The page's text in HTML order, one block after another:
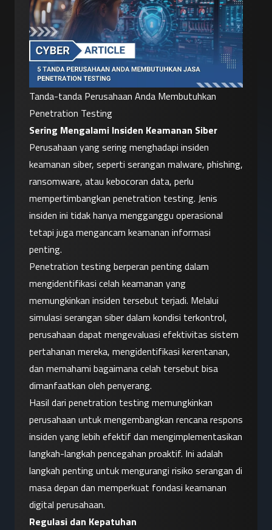
Tanda-tanda Perusahaan Anda Membutuhkan
Penetration Testing
Sering Mengalami Insiden Keamanan Siber
Perusahaan yang sering menghadapi insiden
keamanan siber, seperti serangan malware, phishing,
ransomware, atau kebocoran data, perlu
mempertimbangkan penetration testing. Jenis
insiden ini tidak hanya mengganggu operasional
tetapi juga mengancam keamanan informasi
penting.
Penetration testing berperan penting dalam
mengidentifikasi celah keamanan yang
memungkinkan insiden tersebut terjadi. Melalui
simulasi serangan siber dalam kondisi terkontrol,
perusahaan dapat mengevaluasi efektivitas sistem
pertahanan mereka, mengidentifikasi kerentanan,
dan memahami bagaimana celah tersebut bisa
dimanfaatkan oleh penyerang.
Hasil dari penetration testing memungkinkan
perusahaan untuk mengembangkan rencana respons
insiden yang lebih efektif dan mengimplementasikan
langkah-langkah pencegahan proaktif. Ini adalah
langkah penting untuk mengurangi risiko serangan di
masa depan dan memperkuat fondasi keamanan
digital perusahaan.
Regulasi dan Kepatuhan